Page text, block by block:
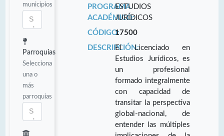
municipios
Parroquias
Selecciona
una o
más
parroquias
PROGRAMA
ACADÉMICO:
ESTUDIOS
JURÍDICOS
CÓDIGO:17500
DESCRIPCIÓN:El Licenciado en
Estudios Jurídicos, es
un profesional
formado integralmente
con capacidad de
transitar la perspectiva
global-nacional, de
entender las múltiples